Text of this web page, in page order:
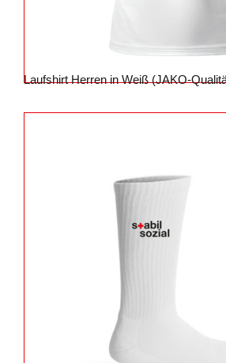
Laufshirt Herren in Weiß (JAKO-